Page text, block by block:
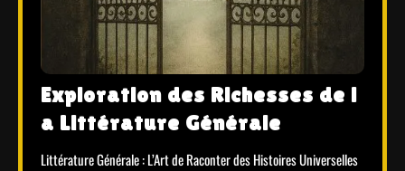
Exploration des Richesses de l
a Littérature Générale
Littérature Générale : L’Art de Raconter des Histoires Universelles